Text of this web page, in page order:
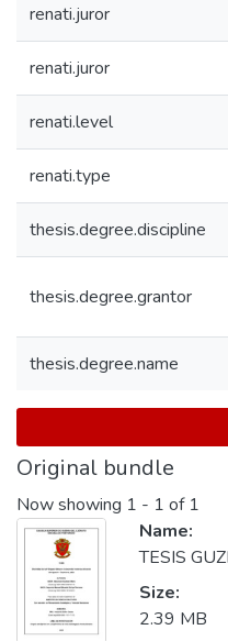
renati.juror
renati.juror
renati.level
renati.type
thesis.degree.discipline
thesis.degree.grantor
thesis.degree.name
Original bundle
Now showing 1 - 1 of 1
Name:
TESIS
Size:
2.39 MB